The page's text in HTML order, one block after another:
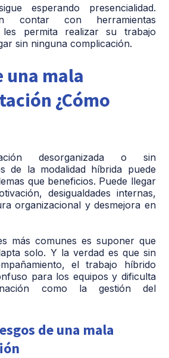
esperando presencialidad.
contar con herramientas
les permita realizar su trabajo
sin ninguna complicación.
una mala
¿Cómo
desorganizada o sin
de la modalidad híbrida puede
que beneficios. Puede llegar
desigualdades internas,
organizacional y desmejora en
más comunes es suponer que
solo. Y la verdad es que sin
el trabajo híbrido
para los equipos y dificulta
como la gestión del
de una mala